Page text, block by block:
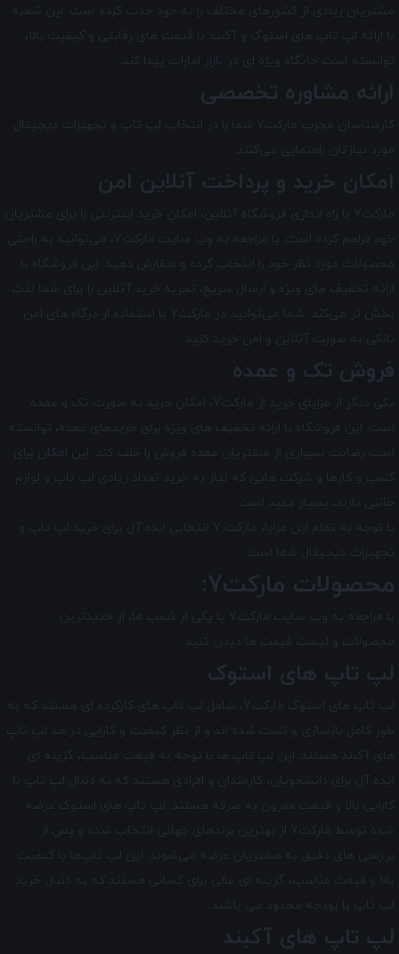
مشتریان زیادی از کشورهای مختلف را به خود جذب کرده است. این شعبه
با ارائه لپ تاپ های استوک و آکبند با قیمت های رقابتی و کیفیت بالا،
توانسته است جایگاه ویژه ای در بازار امارات پیدا کند.
ارائه مشاوره تخصصی
کارشناسان مجرب مارکت7 شما را در انتخاب لپ ‌تاپ و تجهیزات دیجیتال
مورد نیازتان راهنمایی می‌کنند.
امکان خرید و پرداخت آنلاین امن
مارکت7 با راه ‌اندازی فروشگاه آنلاین، امکان خرید اینترنتی را برای مشتریان
خود فراهم کرده است. با مراجعه به وب سایت مارکت7، می‌توانید به راحتی
محصولات مورد نظر خود را انتخاب کرده و سفارش دهید. این فروشگاه با
ارائه تخفیف های ویژه و ارسال سریع، تجربه خرید آنلاین را برای شما لذت
بخش تر می‌کند. شما می‌توانید در مارکت7 با استفاده از درگاه‌ های امن
بانکی به صورت آنلاین و امن خرید کنید.
فروش تک و عمده
یکی دیگر از مزایای خرید از مارکت7، امکان خرید به صورت تک و عمده
است. این فروشگاه با ارائه تخفیف های ویژه برای خریدهای عمده، توانسته
است رضایت بسیاری از مشتریان عمده ‌فروش را جلب کند. این امکان برای
کسب و کارها و شرکت‌ هایی که نیاز به خرید تعداد زیادی لپ تاپ و لوازم
جانبی دارند، بسیار مفید است.
با توجه به تمام این مزایا، مارکت 7 انتخابی ایده ‌آل برای خرید لپ ‌تاپ و
تجهیزات دیجیتال شما است.
محصولات مارکت7:
با مراجعه به وب سایت مارکت7 یا یکی از شعب ما، از جدیدترین
محصولات و لیست قیمت ها دیدن کنید.
لپ تاپ های استوک
لپ تاپ های استوک مارکت7، شامل لپ تاپ های کارکرده ای هستند که به
طور کامل بازسازی و تست شده اند و از نظر کیفیت و کارایی در حد لپ تاپ
های آکبند هستند. این لپ تاپ ها با توجه به قیمت مناسب، گزینه ای
ایده آل برای دانشجویان، کارمندان و افرادی هستند که به دنبال لپ تاپ با
کارایی بالا و قیمت مقرون به صرفه هستند. لپ تاپ‌ های استوک عرضه
شده توسط مارکت7 از بهترین برندهای جهانی انتخاب شده و پس از
بررسی‌ های دقیق به مشتریان عرضه می‌شوند. این لپ تاپ‌ها با کیفیت
بالا و قیمت مناسب، گزینه ‌ای عالی برای کسانی هستند که به دنبال خرید
لپ تاپ با بودجه محدود می‌ باشند.
لپ تاپ های آکبند